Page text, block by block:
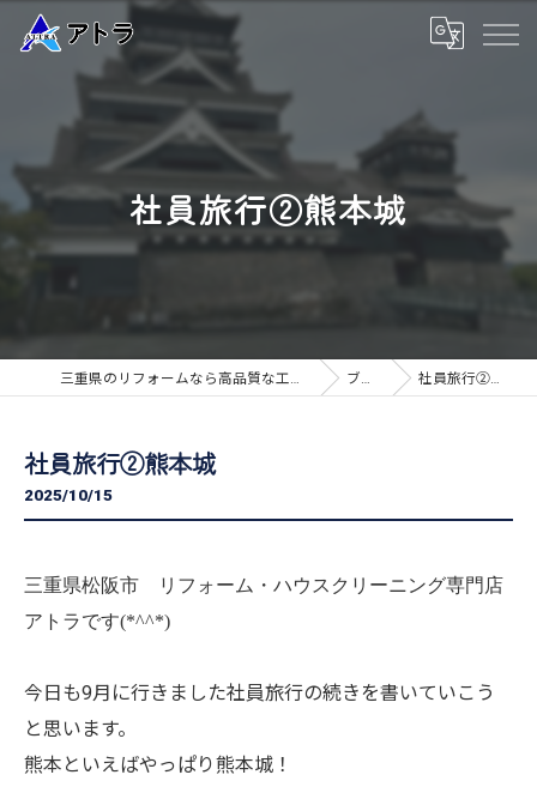
社員旅行②熊本城
三重県のリフォームなら高品質な工事のアトラ ブログ 社員旅行②熊本城
社員旅行②熊本城
2025/10/15
三重県松阪市 リフォーム・ハウスクリーニング専門店
アトラです(*^^*)
今日も9月に行きました社員旅行の続きを書いていこう
と思います。
熊本といえばやっぱり熊本城！